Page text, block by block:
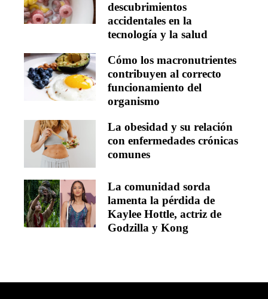
descubrimientos
accidentales en la
tecnología y la salud
Cómo los macronutrientes
contribuyen al correcto
funcionamiento del
organismo
La obesidad y su relación
con enfermedades crónicas
comunes
La comunidad sorda
lamenta la pérdida de
Kaylee Hottle, actriz de
Godzilla y Kong